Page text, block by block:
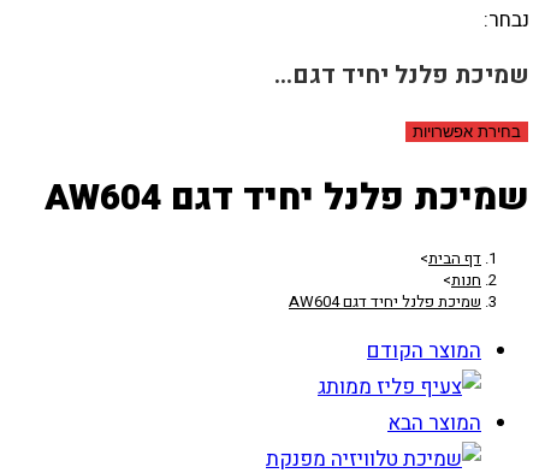
נבחר:
שמיכת פלנל יחיד דגם…
בחירת אפשרויות
שמיכת פלנל יחיד דגם AW604
דף הבית>
חנות>
שמיכת פלנל יחיד דגם AW604
המוצר הקודם
המוצר הבא